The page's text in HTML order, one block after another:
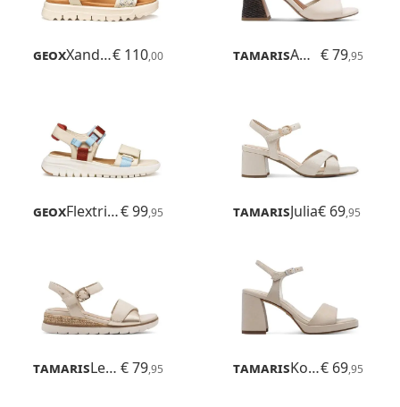
Geox Xand 2.1s€ 110,00 Tamaris Ambada € 79,95
Geox Flextride S€ 99,95 TamarisJulia€ 69,95
Tamaris Leanna € 79,95 Tamaris Koreyoshi€ 69,95